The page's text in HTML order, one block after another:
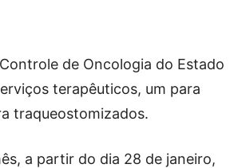
de Oncologia do Estado
terapêuticos, um para
traqueostomizados.
a partir do dia 28 de janeiro,